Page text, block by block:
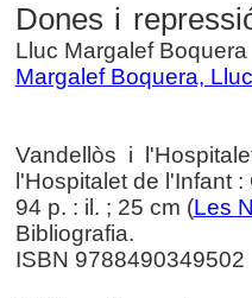
Dones i
Lluc Margalef Boquera
Margalef Boquera, Lluc
Vandellòs i
l'Hospitalet de l'Infant
94 p. : il. ; 25 cm (Les
Bibliografia.
ISBN 9788490349502